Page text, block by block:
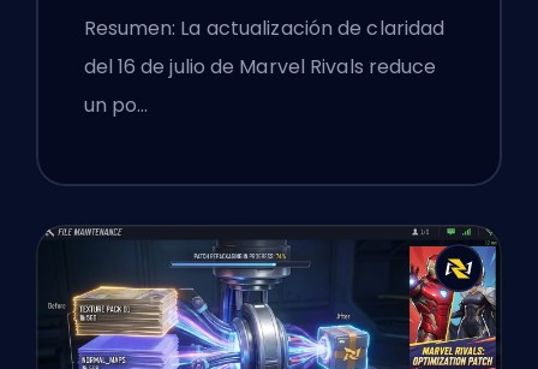
Configuraciones
Competitivas Después del
Parche del 16 de Julio
Resumen: La actualización de claridad
del 16 de julio de Marvel Rivals reduce
un po…